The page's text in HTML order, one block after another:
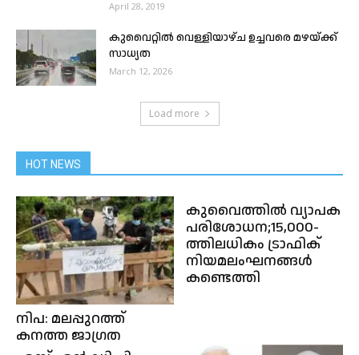
April 28, 2019
കുവൈറ്റിൽ വെള്ളിയാഴ്ച ഉച്ചവരെ മഴയ്ക്ക്
സാധ്യത
March 12, 2026
Load more
HOT NEWS
നിപ: മലപ്പുറത്ത്
കനത്ത ജാഗ്രത
കുവൈത്തിൽ വ്യാപക
പരിശോധന;15,000-
ത്തിലധികം ട്രാഫിക്
നിയമലംഘനങ്ങൾ
കണ്ടെത്തി